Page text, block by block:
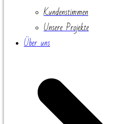
Kundenstimmen
Unsere Projekte
Über uns